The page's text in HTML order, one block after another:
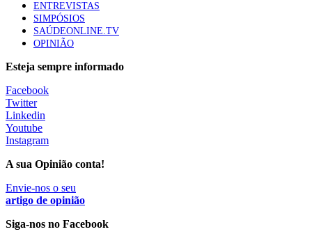
ENTREVISTAS
SIMPÓSIOS
SAÚDEONLINE.TV
OPINIÃO
Esteja sempre informado
Facebook
Twitter
Linkedin
Youtube
Instagram
A sua Opinião conta!
Envie-nos o seu
artigo de opinião
Siga-nos no Facebook